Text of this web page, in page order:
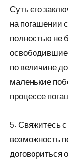
Суть его
на погашении
полностью не
по величине
маленькие
процессе
5. Свяжитесь
возможность
договориться